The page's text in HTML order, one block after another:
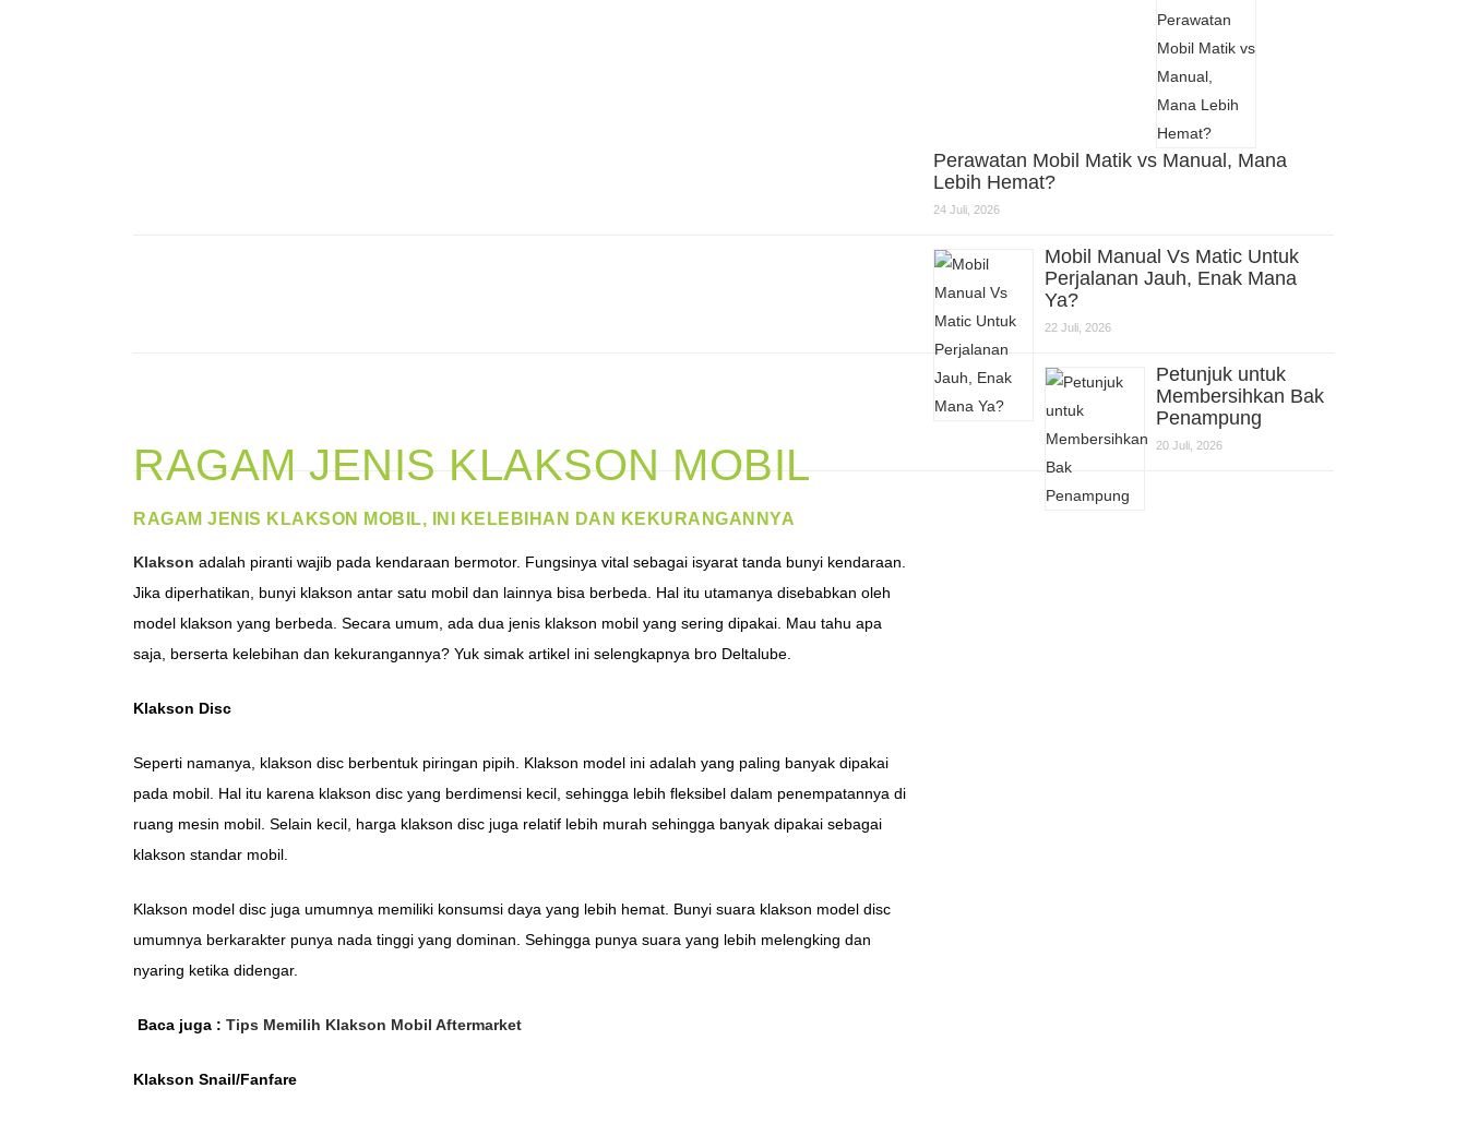
RAGAM JENIS KLAKSON MOBIL
RAGAM JENIS KLAKSON MOBIL, INI KELEBIHAN DAN KEKURANGANNYA
Klakson adalah piranti wajib pada kendaraan bermotor. Fungsinya vital sebagai isyarat tanda bunyi kendaraan.
Jika diperhatikan, bunyi klakson antar satu mobil dan lainnya bisa berbeda. Hal itu utamanya disebabkan oleh
model klakson yang berbeda. Secara umum, ada dua jenis klakson mobil yang sering dipakai. Mau tahu apa
saja, berserta kelebihan dan kekurangannya? Yuk simak artikel ini selengkapnya bro Deltalube.
Klakson Disc
Seperti namanya, klakson disc berbentuk piringan pipih. Klakson model ini adalah yang paling banyak dipakai
pada mobil. Hal itu karena klakson disc yang berdimensi kecil, sehingga lebih fleksibel dalam penempatannya di
ruang mesin mobil. Selain kecil, harga klakson disc juga relatif lebih murah sehingga banyak dipakai sebagai
klakson standar mobil.
Klakson model disc juga umumnya memiliki konsumsi daya yang lebih hemat. Bunyi suara klakson model disc
umumnya berkarakter punya nada tinggi yang dominan. Sehingga punya suara yang lebih melengking dan
nyaring ketika didengar.
Baca juga : Tips Memilih Klakson Mobil Aftermarket
Klakson Snail/Fanfare
Perawatan Mobil Matik vs Manual, Mana
Lebih Hemat?
24 Juli, 2026
Mobil Manual Vs Matic Untuk
Perjalanan Jauh, Enak Mana
Ya?
22 Juli, 2026
Petunjuk untuk
Membersihkan Bak
Penampung
20 Juli, 2026